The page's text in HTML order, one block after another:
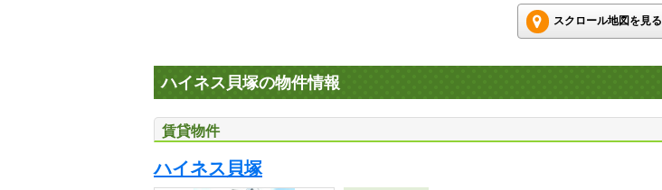
スクロール地図を見る
ハイネス貝塚の物件情報
賃貸物件
ハイネス貝塚